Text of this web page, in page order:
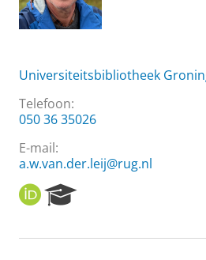
Universiteitsbibliotheek
Telefoon:
050 36 35026
E-mail:
a.w.van.der.leij@rug.nl
O
R
I
e